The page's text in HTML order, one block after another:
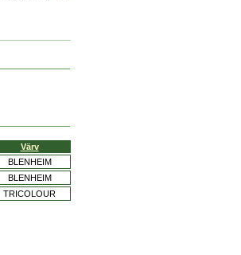
Värv
BLENHEIM
BLENHEIM
TRICOLOUR